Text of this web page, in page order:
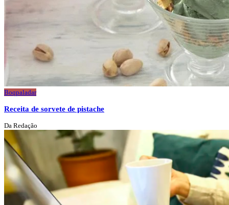
Boqpaladar
Receita de sorvete de pistache
Da Redação